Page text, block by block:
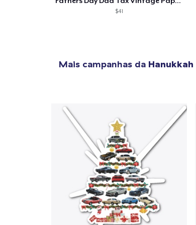
$41
Mais campanhas da Hanukkah